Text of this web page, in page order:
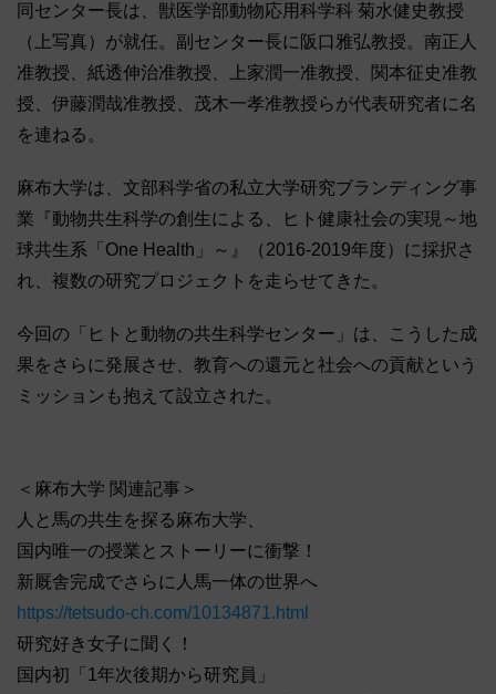
同センター長は、獣医学部動物応用科学科 菊水健史教授
（上写真）が就任。副センター長に阪口雅弘教授。南正人
准教授、紙透伸治准教授、上家潤一准教授、関本征史准教
授、伊藤潤哉准教授、茂木一孝准教授らが代表研究者に名
を連ねる。
麻布大学は、文部科学省の私立大学研究ブランディング事
業『動物共生科学の創生による、ヒト健康社会の実現～地
球共生系「One Health」～』（2016-2019年度）に採択さ
れ、複数の研究プロジェクトを走らせてきた。
今回の「ヒトと動物の共生科学センター」は、こうした成
果をさらに発展させ、教育への還元と社会への貢献という
ミッションも抱えて設立された。
＜麻布大学 関連記事＞
人と馬の共生を探る麻布大学、
国内唯一の授業とストーリーに衝撃！
新厩舎完成でさらに人馬一体の世界へ
https://tetsudo-ch.com/10134871.html
研究好き女子に聞く！
国内初「1年次後期から研究員」